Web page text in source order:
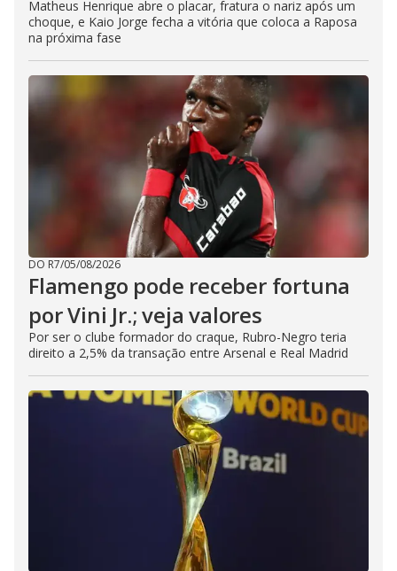
Matheus Henrique abre o placar, fratura o nariz após um
choque, e Kaio Jorge fecha a vitória que coloca a Raposa
na próxima fase
DO R7/05/08/2026
Flamengo pode receber fortuna
por Vini Jr.; veja valores
Por ser o clube formador do craque, Rubro-Negro teria
direito a 2,5% da transação entre Arsenal e Real Madrid